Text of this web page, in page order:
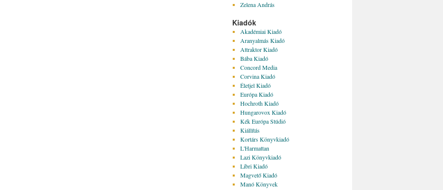
Zelena András
Kiadók
Akadémiai Kiadó
Aranyalmás Kiadó
Attraktor Kiadó
Bába Kiadó
Concord Media
Corvina Kiadó
Életjel Kiadó
Európa Kiadó
Hochroth Kiadó
Hungarovox Kiadó
Kék Európa Stúdió
Kiállítás
Kortárs Könyvkiadó
L'Harmattan
Lazi Könyvkiadó
Libri Kiadó
Magvető Kiadó
Manó Könyvek